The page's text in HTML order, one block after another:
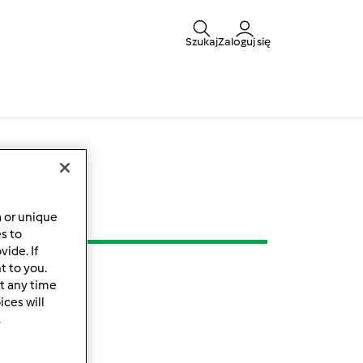
SzukajZaloguj się
or unique
to
If
to you.
any time
will